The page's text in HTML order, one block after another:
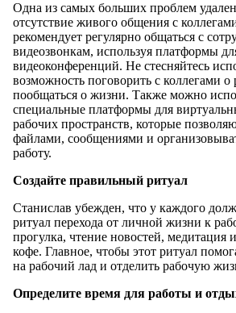
Одна из самых больших проблем
отсутствие живого общения с
рекомендует регулярно общаться с
видеозвонкам, используя платформы
видеоконференций. Не стесняйтесь
возможность поговорить с коллегами о
пообщаться о жизни. Также можно
специальные платформы для
рабочих пространств, которые
файлами, сообщениями и
работу.
Создайте правильный ритуал
Станислав убежден, что у каждого
ритуал перехода от личной жизни к
прогулка, чтение новостей, медитация
кофе. Главное, чтобы этот ритуал
на рабочий лад и отделить рабочую
Определите время для работы и